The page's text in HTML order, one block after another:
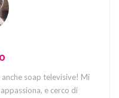
soap televisive! Mi
e cerco di